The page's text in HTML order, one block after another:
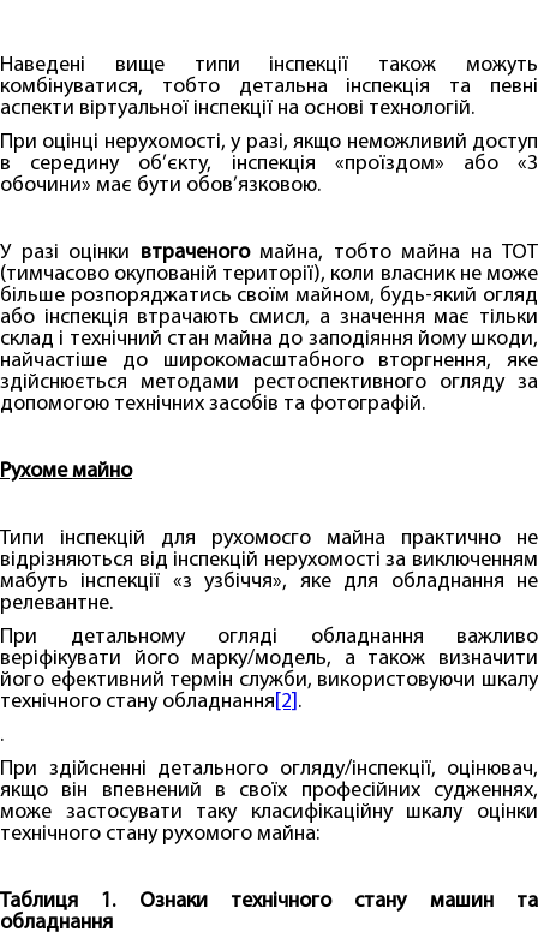
Наведені вище типи інспекції також можуть
комбінуватися, тобто детальна інспекція та певні
аспекти віртуальної інспекції на основі технологій.
При оцінці нерухомості, у разі, якщо неможливий доступ
в середину об’єкту, інспекція «проїздом» або «З
обочини» має бути обов’язковою.
У разі оцінки втраченогомайна, тобто майна на ТОТ
(тимчасово окупованій території), коли власник не може
більше розпоряджатись своїм майном, будь-який огляд
або інспекція втрачають смисл, а значення має тільки
склад і технічний стан майна до заподіяння йому шкоди,
найчастіше до широкомасштабного вторгнення, яке
здійснюється методами рестоспективного огляду за
допомогою технічних засобів та фотографій.
Рухоме майно
Типи інспекцій для рухомосго майна практично не
відрізняються від інспекцій нерухомості за виключенням
мабуть інспекції «з узбіччя», яке для обладнання не
релевантне.
При детальному огляді обладнання важливо
веріфікувати його марку/модель, а також визначити
його ефективний термін служби, використовуючи шкалу
технічного стану обладнання [2] .
.
При здійсненні детального огляду/інспекції, оцінювач,
якщо він впевнений в своїх професійних судженнях,
може застосувати таку класифікаційну шкалу оцінки
технічного стану рухомого майна:
Таблиця 1. Ознаки технічного стану машин та
обладнання